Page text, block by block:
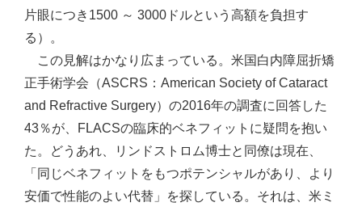
片眼につき1500 ～ 3000ドルという高額を負担す
る）。
この見解はかなり広まっている。米国白内障屈折矯
正手術学会（ASCRS：American Society of Cataract
and Refractive Surgery）の2016年の調査に回答した
43％が、FLACSの臨床的ベネフィットに疑問を抱い
た。どうあれ、リンドストロム博士と同僚は現在、
「同じベネフィットをもつポテンシャルがあり、より
安価で性能のよい代替」を探している。それは、米ミ